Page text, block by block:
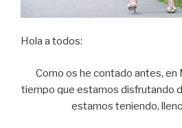
Hola a todos:
Como os he contado antes, en
tiempo que estamos disfrutando
estamos teniendo,